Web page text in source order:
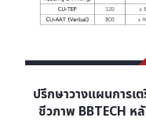
ปรึกษาวางแผนการเ
ชีวภาพ BBTECH ห